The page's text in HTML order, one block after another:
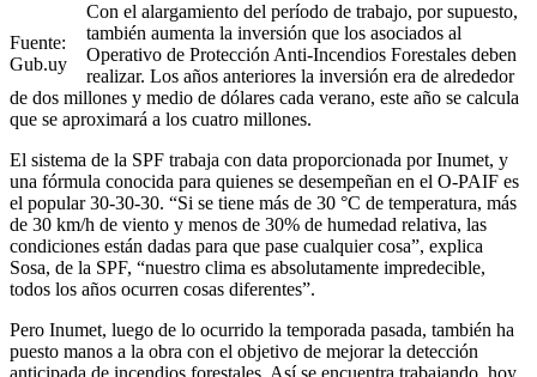
Fuente:
Gub.uy
Con el alargamiento del período de trabajo, por supuesto,
también aumenta la inversión que los asociados al
Operativo de Protección Anti-Incendios Forestales deben
realizar. Los años anteriores la inversión era de alrededor
de dos millones y medio de dólares cada verano, este año se calcula
que se aproximará a los cuatro millones.
El sistema de la SPF trabaja con data proporcionada por Inumet, y
una fórmula conocida para quienes se desempeñan en el O-PAIF es
el popular 30-30-30. “Si se tiene más de 30 °C de temperatura, más
de 30 km/h de viento y menos de 30% de humedad relativa, las
condiciones están dadas para que pase cualquier cosa”, explica
Sosa, de la SPF, “nuestro clima es absolutamente impredecible,
todos los años ocurren cosas diferentes”.
Pero Inumet, luego de lo ocurrido la temporada pasada, también ha
puesto manos a la obra con el objetivo de mejorar la detección